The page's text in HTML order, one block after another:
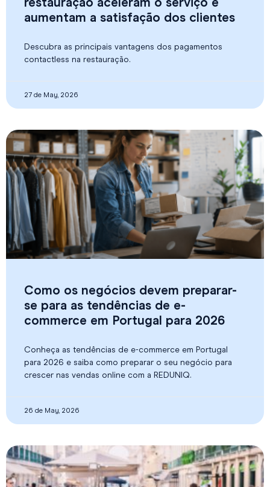
aumentam a satisfação dos clientes
Descubra as principais vantagens dos pagamentos
contactless na restauração.
27 de May, 2026
Como os negócios devem preparar-
se para as tendências de e-
commerce em Portugal para 2026
Conheça as tendências de e-commerce em Portugal
para 2026 e saiba como preparar o seu negócio para
crescer nas vendas online com a REDUNIQ.
26 de May, 2026